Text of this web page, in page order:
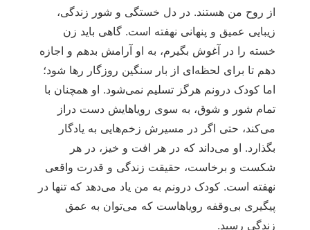
از روح من هستند. در دل خستگی و شور زندگی،
زیبایی عمیق و پنهانی نهفته است. گاهی باید زن
خسته را در آغوش بگیرم، به او آرامش بدهم و اجازه
دهم تا برای لحظه‌ای از بار سنگین روزگار رها شود؛
اما کودک درونم هرگز تسلیم نمی‌شود. او همچنان با
تمام شور و شوق، به سوی رویاهایش دست دراز
می‌کند، حتی اگر در مسیرش زخم‌هایی به یادگار
بگذارد. او می‌داند که در هر افت و خیز، در هر
شکست و برخاست، حقیقت زندگی و قدرت واقعی
نهفته است. کودک درونم به من یاد می‌دهد که تنها در
پیگیری بی‌وقفه رویاهاست که می‌توان به عمق
زندگی رسید.